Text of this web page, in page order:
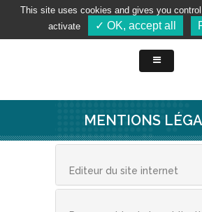
MENTIONS
Editeur du site internet
This site uses cookies and gives you
activate
✓ OK, accept all